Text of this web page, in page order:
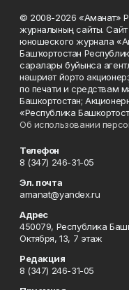
© 2008-2026 «Аманат»
журналының сайты.
юношеского журнала
Башҡортостан
саралары буйынса
нәшриәт йорто
по печати и средствам
Башкортостан;
«Республика
Об использовании
Телефон
8 (347) 246-31-05
Эл. почта
amanat@yandex.ru
Адрес
450079, Республика
Октября, 13, 7 этаж
Редакция
8 (347) 246-31-05